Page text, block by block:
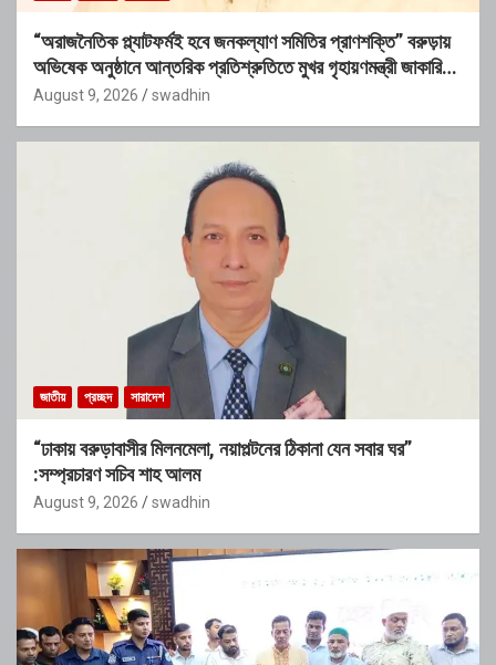
“অরাজনৈতিক প্ল্যাটফর্মই হবে জনকল্যাণ সমিতির প্রাণশক্তি” বরুড়ায়
অভিষেক অনুষ্ঠানে আন্তরিক প্রতিশ্রুতিতে মুখর গৃহায়ণমন্ত্রী জাকারিয়া
তাহের
August 9, 2026 swadhin
জাতীয় প্রচ্ছদ সারাদেশ
“ঢাকায় বরুড়াবাসীর মিলনমেলা, নয়াপল্টনের ঠিকানা যেন সবার ঘর”
:সম্প্রচারণ সচিব শাহ আলম
August 9, 2026 swadhin